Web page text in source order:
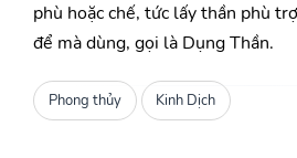
phù hoặc chế, tức lấy thần phù
để mà dùng, gọi là Dụng Thần.
Phong thủy Kinh Dịch